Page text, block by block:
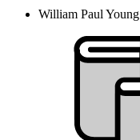
William Paul Young